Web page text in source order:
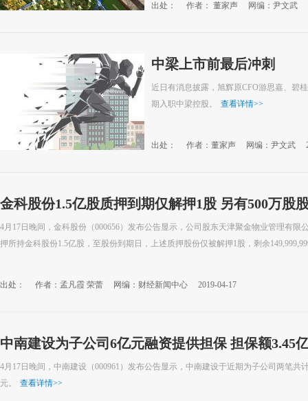
出处： 作者： 董家声 网编：尹文武
中梁上市前最后冲刺
近日有消息披露，旭辉原CFO游思嘉、碧
期入职中梁控股。
查看详情>>
出处： 作者：董家声 网编：尹文武
金科股份1.5亿股质押到期仅解押1股 另有500万股
4月17日晚间，金科股份（000656）发布公告显示，公司股东天津聚金物业管理有限
押所持金科股份1.5亿股，至股份到期日，上述质押股份仅被解押1股，剩余
出处： 作者：孟凡霞 荣蕾 网编：财经新闻中心 2019-04-17
中南建设为子公司6亿元融资提供担保 担保额3.45
4月17日晚间，中南建设（000961）发布公告显示，中南建设于近期为子公司两笔共
元。
查看详情>>